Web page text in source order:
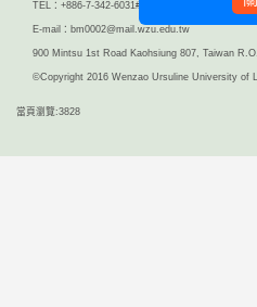
TEL：+886-7-342-6031#6403 FAX：+886-7-342-
E-mail：bm0002@mail.wzu.edu.tw
900 Mintsu 1st Road Kaohsiung 807, Taiwan
©Copyright 2016 Wenzao Ursuline University of
當頁瀏覽:3828